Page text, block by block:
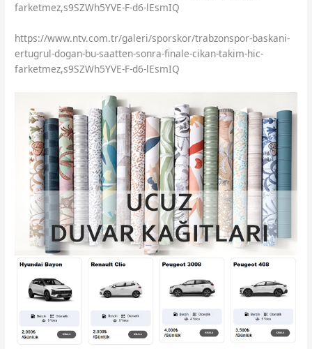
farketmez,s9SZWh5YVE-F-d6-lEsmIQ
https://www.ntv.com.tr/galeri/sporskor/trabzonspor-baskani-
ertugrul-dogan-bu-saatten-sonra-finale-cikan-takim-hic-
farketmez,s9SZWh5YVE-F-d6-lEsmIQ